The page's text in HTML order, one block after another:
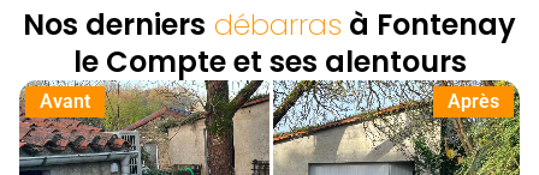
Nos derniers débarras à Fontenay
le Compte et ses alentours
Avant Après